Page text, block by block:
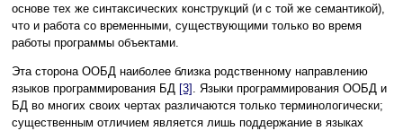
основе тех же синтаксических конструкций (и с той же семантикой),
что и работа со временными, существующими только во время
работы программы объектами.
Эта сторона ООБД наиболее близка родственному направлению
языков программирования БД [3] . Языки программирования ООБД и
БД во многих своих чертах различаются только терминологически;
существенным отличием является лишь поддержание в языках